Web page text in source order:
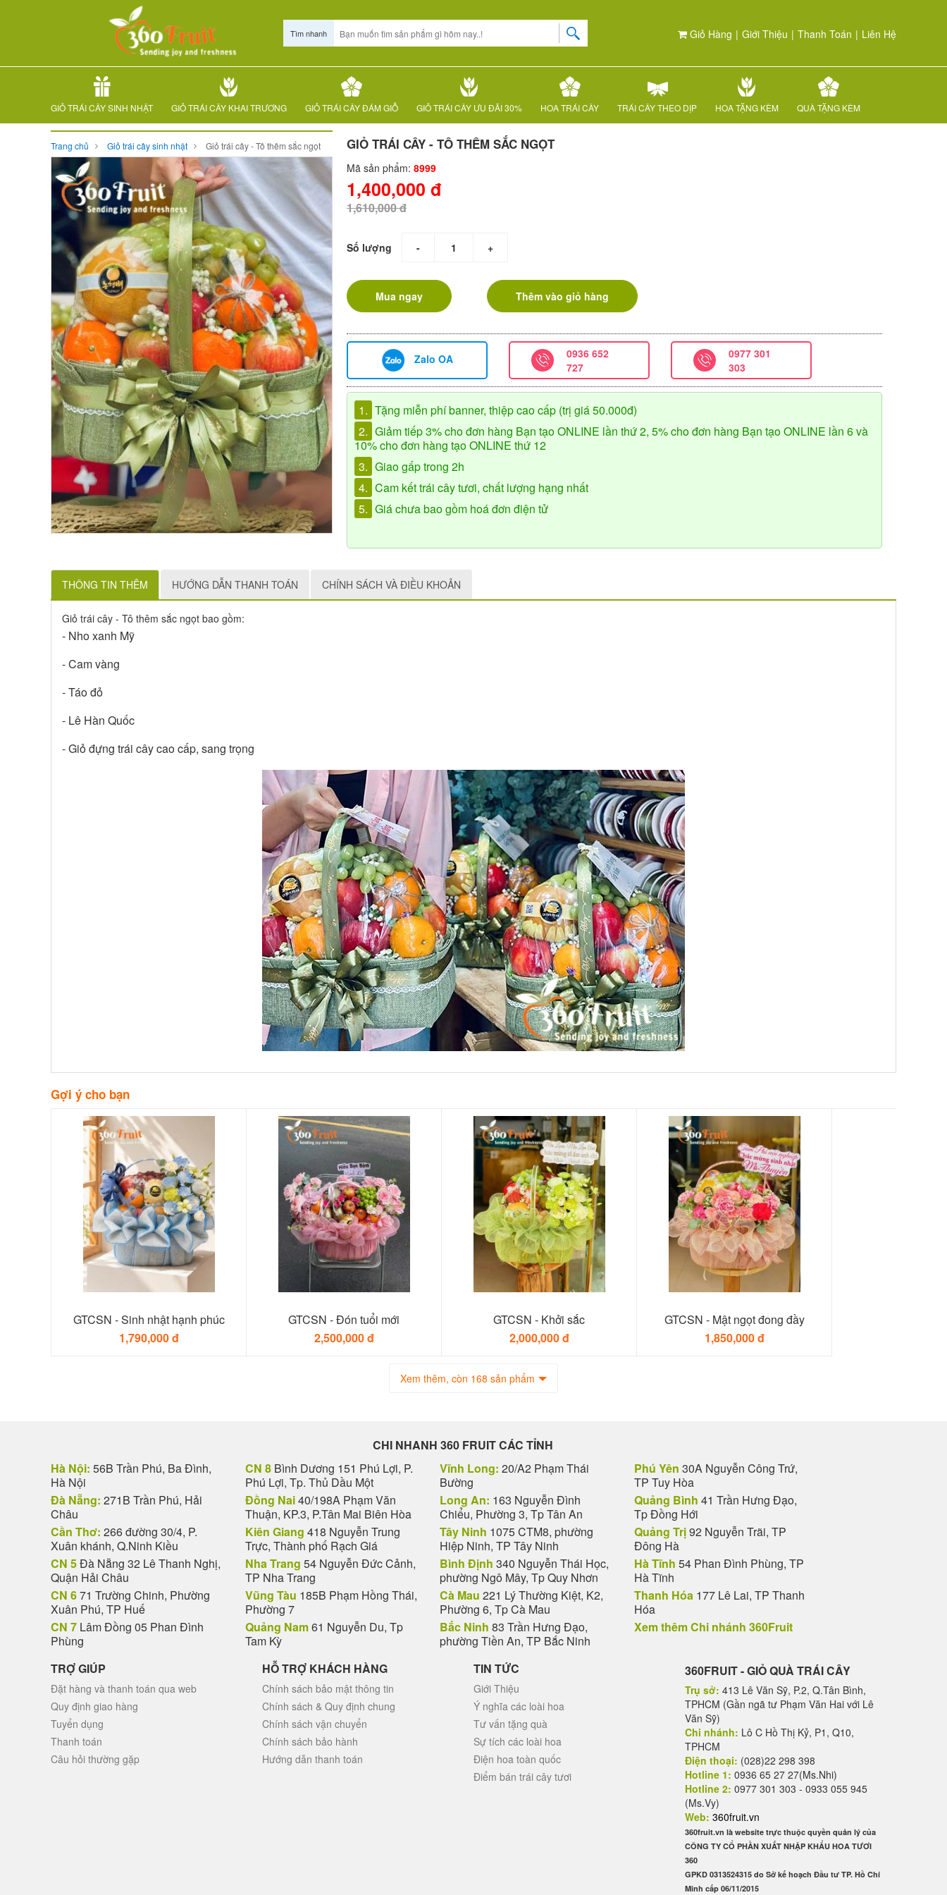
Giỏ Hàng | Giới Thiệu | Thanh Toán | Liên Hệ
Tìm nhanh
GIỎ TRÁI CÂY SINH NHẬT GIỎ TRÁI CÂY KHAI TRƯƠNG GIỎ TRÁI CÂY ĐÁM GIỖ GIỎ TRÁI CÂY ƯU ĐÃI 30% HOA TRÁI CÂY TRÁI CÂY THEO DỊP HOA TẶNG KÈM QUÀ TẶNG KÈM
Trang chủ Giỏ trái cây sinh nhật Giỏ trái cây - Tô thêm sắc ngọt GIỎ TRÁI CÂY - TÔ THÊM SẮC NGỌT
Mã sản phẩm: 8999
1,400,000 đ
1,610,000 đ
Số lượng - +
Mua ngay Thêm vào giỏ hàng
Zalo OA
0936 652
727
0977 301
303
1. Tặng miễn phí banner, thiệp cao cấp (trị giá 50.000đ)
2. Giảm tiếp 3% cho đơn hàng Bạn tạo ONLINE lần thứ 2, 5% cho đơn hàng Bạn tạo ONLINE lần 6 và
10% cho đơn hàng tạo ONLINE thứ 12
3. Giao gấp trong 2h
4. Cam kết trái cây tươi, chất lượng hạng nhất
5. Giá chưa bao gồm hoá đơn điện tử
THÔNG TIN THÊM HƯỚNG DẪN THANH TOÁN CHÍNH SÁCH VÀ ĐIỀU KHOẢN
Giỏ trái cây - Tô thêm sắc ngọt bao gồm:
- Nho xanh Mỹ
- Cam vàng
- Táo đỏ
- Lê Hàn Quốc
- Giỏ đựng trái cây cao cấp, sang trọng
Gợi ý cho bạn
GTCSN - Sinh nhật hạnh phúc
1,790,000 đ
GTCSN - Đón tuổi mới
2,500,000 đ
GTCSN - Khởi sắc
2,000,000 đ
GTCSN - Mật ngọt đong đầy
1,850,000 đ
Xem thêm, còn 168 sản phẩm
CHI NHANH 360 FRUIT CÁC TỈNH
Hà Nội: 56B Trần Phú, Ba Đình,
Hà Nội
Đà Nẵng: 271B Trần Phú, Hải
Châu
Cần Thơ: 266 đường 30/4, P.
Xuân khánh, Q.Ninh Kiều
CN 5Đà Nẵng 32 Lê Thanh Nghị,
Quận Hải Châu
CN 671 Trường Chinh, Phường
Xuân Phú, TP Huế
CN 7 Lâm Đồng 05 Phan Đình
Phùng
CN 8 Bình Dương 151 Phú Lợi, P.
Phú Lợi, Tp. Thủ Dầu Một
Đồng Nai40/198A Phạm Văn
Thuận, KP.3, P.Tân Mai Biên Hòa
Kiên Giang 418 Nguyễn Trung
Trực, Thành phố Rạch Giá
Nha Trang 54 Nguyễn Đức Cảnh,
TP Nha Trang
Vũng Tàu 185B Phạm Hồng Thái,
Phường 7
Quảng Nam61 Nguyễn Du, Tp
Tam Kỳ
Vĩnh Long: 20/A2 Phạm Thái
Bường
Long An: 163 Nguyễn Đình
Chiểu, Phường 3, Tp Tân An
Tây Ninh 1075 CTM8, phường
Hiệp Ninh, TP Tây Ninh
Bình Định 340 Nguyễn Thái Học,
phường Ngô Mây, Tp Quy Nhơn
Cà Mau 221 Lý Thường Kiệt, K2,
Phường 6, Tp Cà Mau
Bắc Ninh 83 Trần Hưng Đạo,
phường Tiền An, TP Bắc Ninh
Phú Yên 30A Nguyễn Công Trứ,
TP Tuy Hòa
Quảng Bình 41 Trần Hưng Đạo,
Tp Đồng Hới
Quảng Trị92 Nguyễn Trãi, TP
Đông Hà
Hà Tĩnh 54 Phan Đình Phùng, TP
Hà Tĩnh
Thanh Hóa 177 Lê Lai, TP Thanh
Hóa
Xem thêm Chi nhánh 360Fruit
TRỢ GIÚP
Đặt hàng và thanh toán qua web
Quy định giao hàng
Tuyển dụng
Thanh toán
Câu hỏi thường gặp
HỖ TRỢ KHÁCH HÀNG
Chính sách bảo mật thông tin
Chính sách & Quy định chung
Chính sách vận chuyển
Chính sách bảo hành
Hướng dẫn thanh toán
TIN TỨC
Giới Thiệu
Ý nghĩa các loài hoa
Tư vấn tặng quà
Sự tích các loài hoa
Điện hoa toàn quốc
Điểm bán trái cây tươi
360FRUIT - GIỎ QUÀ TRÁI CÂY
Trụ sở: 413 Lê Văn Sỹ, P.2, Q.Tân Bình,
TPHCM (Gần ngã tư Phạm Văn Hai với Lê
Văn Sỹ)
Chi nhánh: Lô C Hồ Thị Kỷ, P1, Q10,
TPHCM
Điện thoại: (028)22 298 398
Hotline 1: 0936 65 27 27(Ms.Nhi)
Hotline 2: 0977 301 303 - 0933 055 945
(Ms.Vy)
Web: 360fruit.vn
360fruit.vn là website trực thuộc quyền quản lý của
CÔNG TY CỔ PHẦN XUẤT NHẬP KHẨU HOA TƯƠI
360
GPKD 0313524315 do Sở kế hoạch Đầu tư TP. Hồ Chí
Minh cấp 06/11/2015